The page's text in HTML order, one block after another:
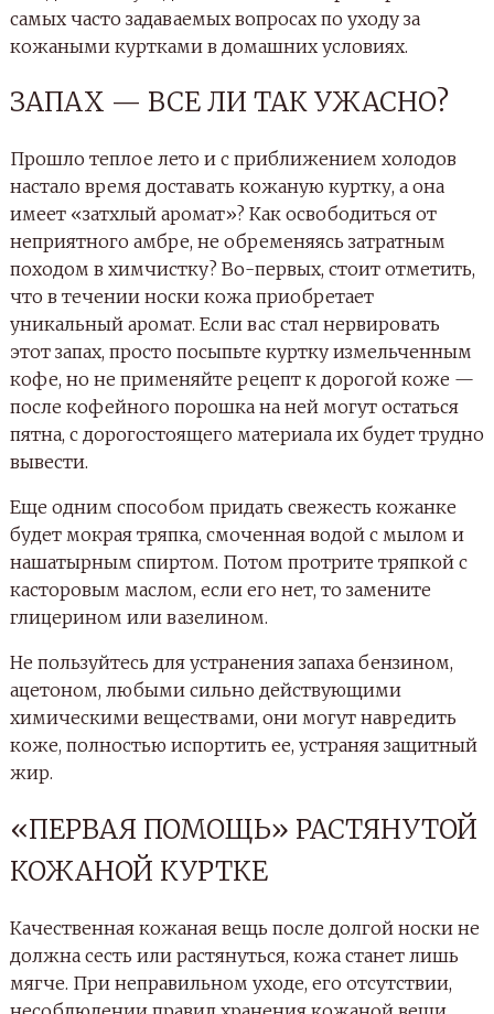
самых часто задаваемых вопросах по уходу за
кожаными куртками в домашних условиях.
ЗАПАХ — ВСЕ ЛИ ТАК УЖАСНО?
Прошло теплое лето и с приближением холодов
настало время доставать кожаную куртку, а она
имеет «затхлый аромат»? Как освободиться от
неприятного амбре, не обременяясь затратным
походом в химчистку? Во-первых, стоит отметить,
что в течении носки кожа приобретает
уникальный аромат. Если вас стал нервировать
этот запах, просто посыпьте куртку измельченным
кофе, но не применяйте рецепт к дорогой коже —
после кофейного порошка на ней могут остаться
пятна, с дорогостоящего материала их будет трудно
вывести.
Еще одним способом придать свежесть кожанке
будет мокрая тряпка, смоченная водой с мылом и
нашатырным спиртом. Потом протрите тряпкой с
касторовым маслом, если его нет, то замените
глицерином или вазелином.
Не пользуйтесь для устранения запаха бензином,
ацетоном, любыми сильно действующими
химическими веществами, они могут навредить
коже, полностью испортить ее, устраняя защитный
жир.
«ПЕРВАЯ ПОМОЩЬ» РАСТЯНУТОЙ
КОЖАНОЙ КУРТКЕ
Качественная кожаная вещь после долгой носки не
должна сесть или растянуться, кожа станет лишь
мягче. При неправильном уходе, его отсутствии,